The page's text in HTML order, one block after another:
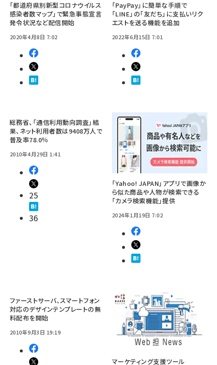
「都道府県別新型コロナウイルス
感染者数マップ」で緊急事態宣言
発令状況など配信開始
2020年4月8日 7:02
「PayPay」に簡単な手順で
「LINE」の「友だち」に支払いリク
エストを送る機能を追加
2022年6月15日 7:01
総務省、「通信利用動向調査」結
果、ネット利用者数は9408万人で
普及率78.0％
2010年4月29日 1:41
25
36
「Yahoo! JAPAN」アプリで画像か
ら似た商品や人物が検索できる
「カメラ検索機能」提供
2024年1月19日 7:02
ファーストサーバ、スマートフォン
対応のデザインテンプレートの無
料配布を開始
2010年9月3日 19:19
マーケティング支援ツール